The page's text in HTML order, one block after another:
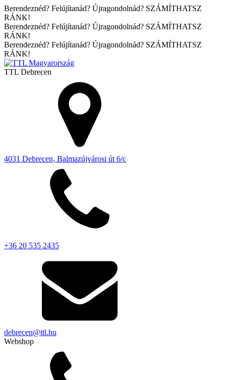
Berendeznéd? Felújítanád? Újragondolnád? SZÁMÍTHATSZ
RÁNK!
Berendeznéd? Felújítanád? Újragondolnád? SZÁMÍTHATSZ
RÁNK!
Berendeznéd? Felújítanád? Újragondolnád? SZÁMÍTHATSZ
RÁNK!
TTL Debrecen
4031 Debrecen, Balmazújvárosi út 6/c
+36 20 535 2435
debrecen@ttl.hu
Webshop